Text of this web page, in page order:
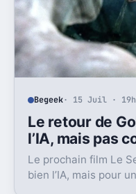
Begeek· 15 Juil ·
Le retour de
l’IA, mais pas
Le prochain film Le
bien l’IA, mais pour